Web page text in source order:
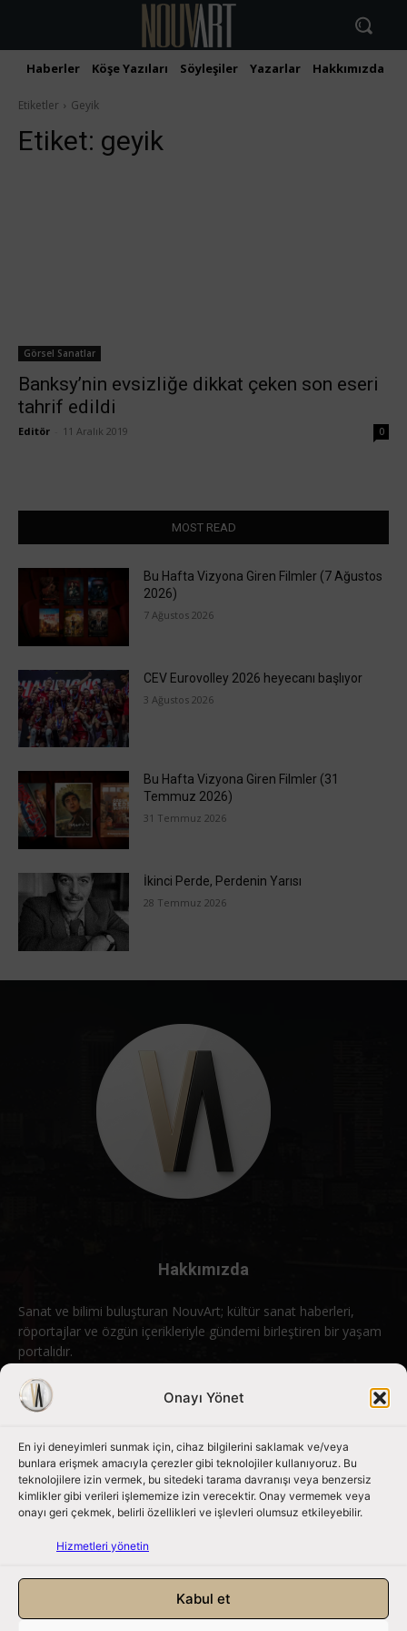
Onayı Yönet
En iyi deneyimleri sunmak için, cihaz bilgilerini saklamak ve/veya
bunlara erişmek amacıyla çerezler gibi teknolojiler kullanıyoruz. Bu
teknolojilere izin vermek, bu sitedeki tarama davranışı veya benzersiz
kimlikler gibi verileri işlememize izin verecektir. Onay vermemek veya
onayı geri çekmek, belirli özellikleri ve işlevleri olumsuz etkileyebilir.
Hizmetleri yönetin
Kabul et
Haberler Köşe Yazıları Söyleşiler Yazarlar Hakkımızda
Etiketler Geyik
Etiket: geyik
Görsel Sanatlar
Banksy’nin evsizliğe dikkat çeken son eseri
tahrif edildi
Editör 11 Aralık 2019 0
MOST READ
Bu Hafta Vizyona Giren Filmler (7 Ağustos
2026)
7 Ağustos 2026
CEV Eurovolley 2026 heyecanı başlıyor
3 Ağustos 2026
Bu Hafta Vizyona Giren Filmler (31
Temmuz 2026)
31 Temmuz 2026
İkinci Perde, Perdenin Yarısı
28 Temmuz 2026
Hakkımızda
Sanat ve bilimi buluşturan NouvArt; kültür sanat haberleri,
röportajlar ve özgün içerikleriyle gündemi birleştiren bir yaşam
portalıdır.
Bizimle iletişime geçin: info@nouvart.net
Bizi Takip Edin